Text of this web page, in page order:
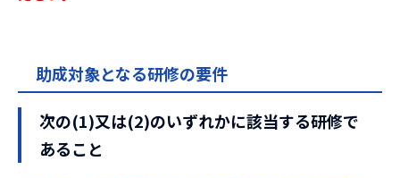
助成対象となる研修の要件
次の(1)又は(2)のいずれかに該当する研修で
あること